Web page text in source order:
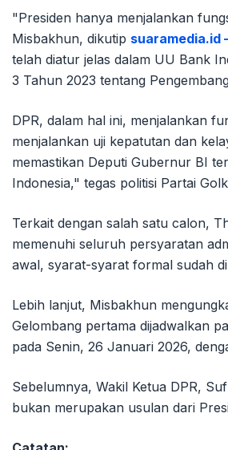
"Presiden hanya menjalankan
Misbakhun, dikutip suaramedia.id
telah diatur jelas dalam UU Bank
3 Tahun 2023 tentang
DPR, dalam hal ini, menjalankan
menjalankan uji kepatutan dan
memastikan Deputi Gubernur BI
Indonesia," tegas politisi Partai
Terkait dengan salah satu calon,
memenuhi seluruh persyaratan
awal, syarat-syarat formal sudah
Lebih lanjut, Misbakhun
Gelombang pertama dijadwalkan
pada Senin, 26 Januari 2026,
Sebelumnya, Wakil Ketua DPR,
bukan merupakan usulan dari